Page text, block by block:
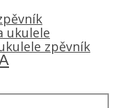
ukulele
zpěvník